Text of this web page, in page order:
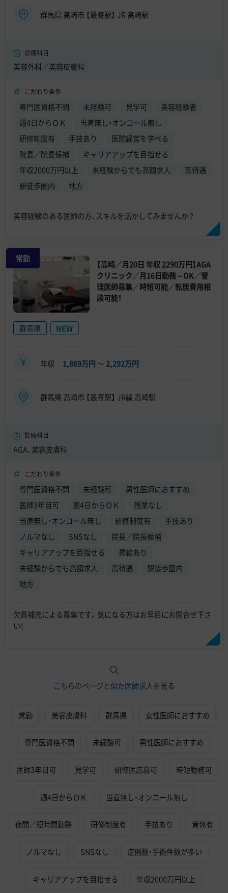
群馬県 高崎市 【最寄駅】 JR 高崎駅
診療科目
美容外科／美容皮膚科
こだわり条件
専門医資格不問 未経験可 見学可
美容経験者
週4日からＯＫ
当直無し・オンコール無し
研修制度有
手技あり
医院経営を学べる
院長／院長候補
キャリアアップを目指せる
年収2000万円以上
未経験からでも高額求人
高待遇
駅徒歩圏内
地方
美容経験のある医師の方、スキルを活かしてみませんか？
常勤
【高崎／月20日 年収 2290万円】AGA
クリニック／月16日勤務～OK／管
理医師募集／時短可能／転居費用相
談可能！
群馬県 NEW
年収 1,869万円 〜2,292万円
群馬県 高崎市 【最寄駅】 JR線 高崎駅
診療科目
AGA、美容皮膚科
こだわり条件
専門医資格不問 未経験可
男性医師におすすめ
医師3年目可
週4日からＯＫ
残業なし
当直無し・オンコール無し
研修制度有
手技あり
ノルマなし
SNSなし
院長／院長候補
キャリアアップを目指せる
昇給あり
未経験からでも高額求人
高待遇
駅徒歩圏内
地方
欠員補充による募集です。気になる方はお早目にお問合せ下さ
い！
こちらのページと似た医師求人を見る
常勤 美容皮膚科 群馬県 女性医師におすすめ
専門医資格不問 未経験可 男性医師におすすめ
医師3年目可 見学可 研修医応募可 時短勤務可
週4日からＯＫ 当直無し・オンコール無し
夜間／短時間勤務 研修制度有 手技あり 育休有
ノルマなし SNSなし 症例数・手術件数が多い
キャリアアップを目指せる 年収2000万円以上